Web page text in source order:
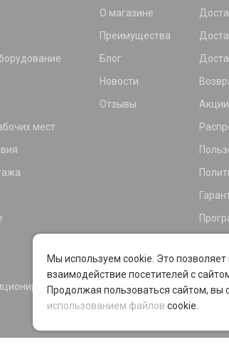
мест
О магазине
Преимущества
Блог
Новости
Отзывы
Акции
Мы используем cookie. Это
взаимодействие посетителей с
Продолжая пользоваться сайтом, вы
использованием файлов cookie.